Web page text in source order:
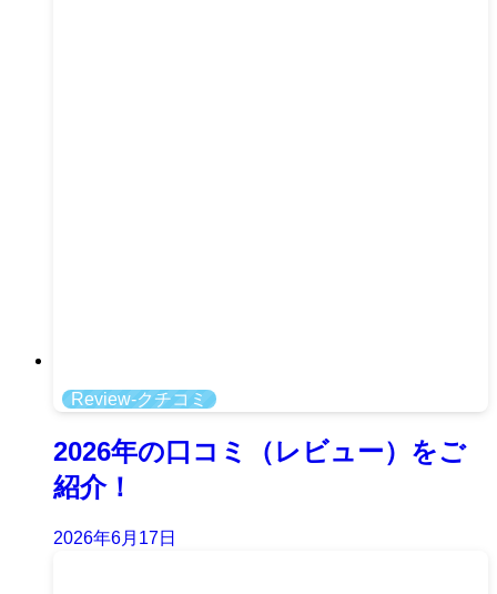
Review-クチコミ
2026年の口コミ（レビュー）をご
紹介！
2026年6月17日